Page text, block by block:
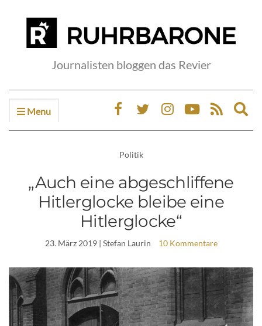
Journalisten bloggen das Revier
Menu
Politik
„Auch eine abgeschliffene
Hitlerglocke bleibe eine
Hitlerglocke“
23. März 2019| Stefan Laurin 10 Kommentare